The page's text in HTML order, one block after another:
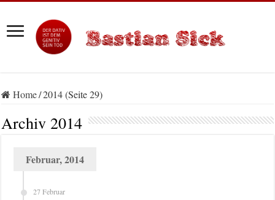
Home/2014 (Seite 29)
Archiv2014
Februar, 2014
27 Februar